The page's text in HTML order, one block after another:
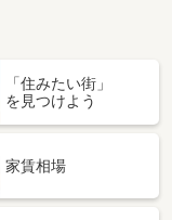
「住みたい街」
を見つけよう
家賃相場